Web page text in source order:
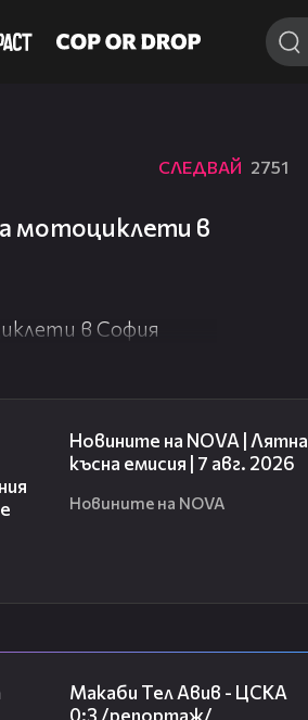
СЛЕДВАЙ 2751
мотоциклети в
в София
Новините на NOVA | Лятна
късна емисия | 7 авг. 2026
Новините на NOVA
Макаби Тел Авив - ЦСКА
0:3 /репортаж/